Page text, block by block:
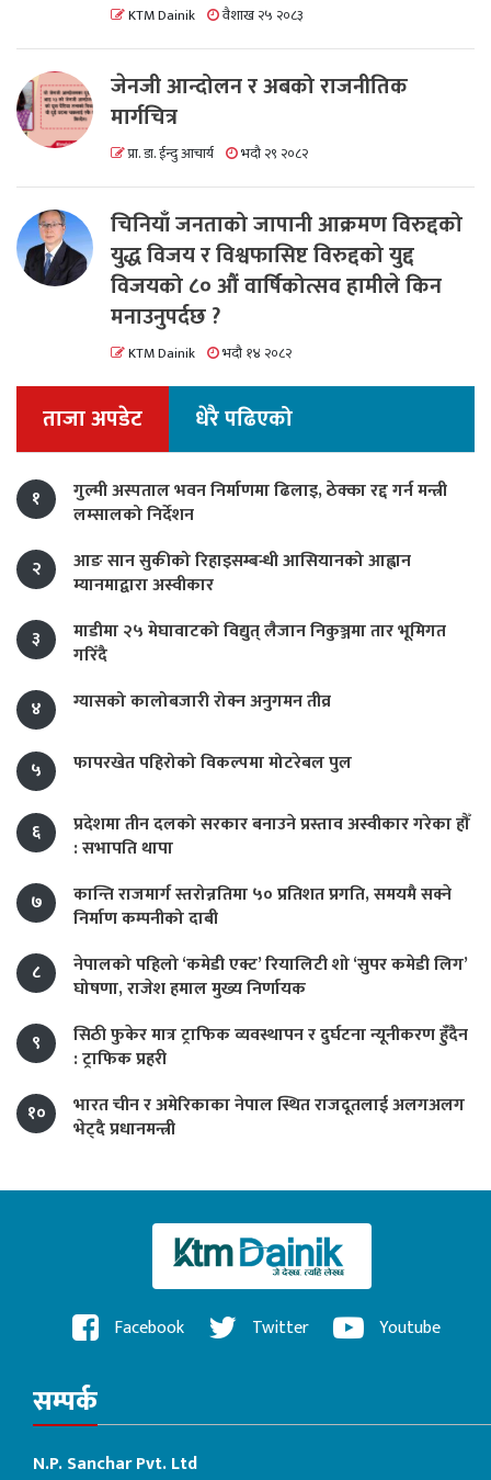
KTM Dainik वैशाख २५ २०८३
जेनजी आन्दोलन र अबको राजनीतिक
मार्गचित्र
प्रा. डा. ईन्दु आचार्य भदौ २९ २०८२
चिनियाँ जनताको जापानी आक्रमण विरुद्दको
युद्ध विजय र विश्वफासिष्ट विरुद्दको युद्द
विजयको ८० औं वार्षिकोत्सव हामीले किन
मनाउनुपर्दछ ?
KTM Dainik भदौ १४ २०८२
ताजा अपडेट धेरै पढिएको
१
गुल्मी अस्पताल भवन निर्माणमा ढिलाइ, ठेक्का रद्द गर्न मन्त्री
लम्सालको निर्देशन
२
आङ सान सुकीको रिहाइसम्बन्धी आसियानको आह्वान
म्यानमाद्वारा अस्वीकार
३
माडीमा २५ मेघावाटको विद्युत् लैजान निकुञ्जमा तार भूमिगत
गरिँदै
४
ग्यासको कालोबजारी रोक्न अनुगमन तीव्र
५ फापरखेत पहिरोको विकल्पमा मोटरेबल पुल
६
प्रदेशमा तीन दलको सरकार बनाउने प्रस्ताव अस्वीकार गरेका हौँ
: सभापति थापा
७
कान्ति राजमार्ग स्तरोन्नतिमा ५० प्रतिशत प्रगति, समयमै सक्ने
निर्माण कम्पनीको दाबी
८
नेपालको पहिलो ‘कमेडी एक्ट’ रियालिटी शो ‘सुपर कमेडी लिग’
घोषणा, राजेश हमाल मुख्य निर्णायक
९
सिठी फुकेर मात्र ट्राफिक व्यवस्थापन र दुर्घटना न्यूनीकरण हुँदैन
: ट्राफिक प्रहरी
१०
भारत चीन र अमेरिकाका नेपाल स्थित राजदूतलाई अलगअलग
भेट्दै प्रधानमन्त्री
Facebook Twitter Youtube
सम्पर्क
N.P. Sanchar Pvt. Ltd